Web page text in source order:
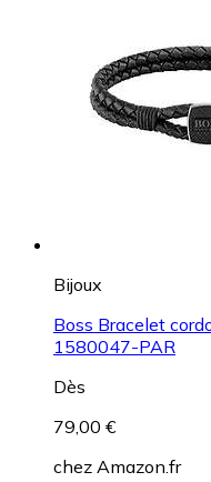
Bijoux
Boss Bracelet
1580047-PAR
Dès
79,00 €
chez Amazon.fr